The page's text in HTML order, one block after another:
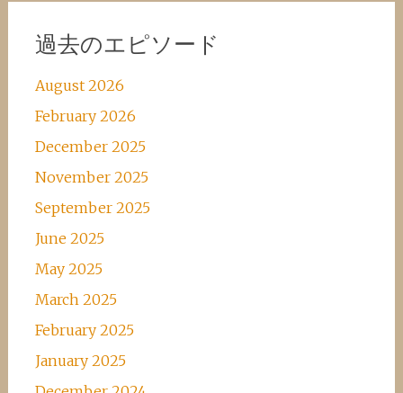
過去のエピソード
August 2026
February 2026
December 2025
November 2025
September 2025
June 2025
May 2025
March 2025
February 2025
January 2025